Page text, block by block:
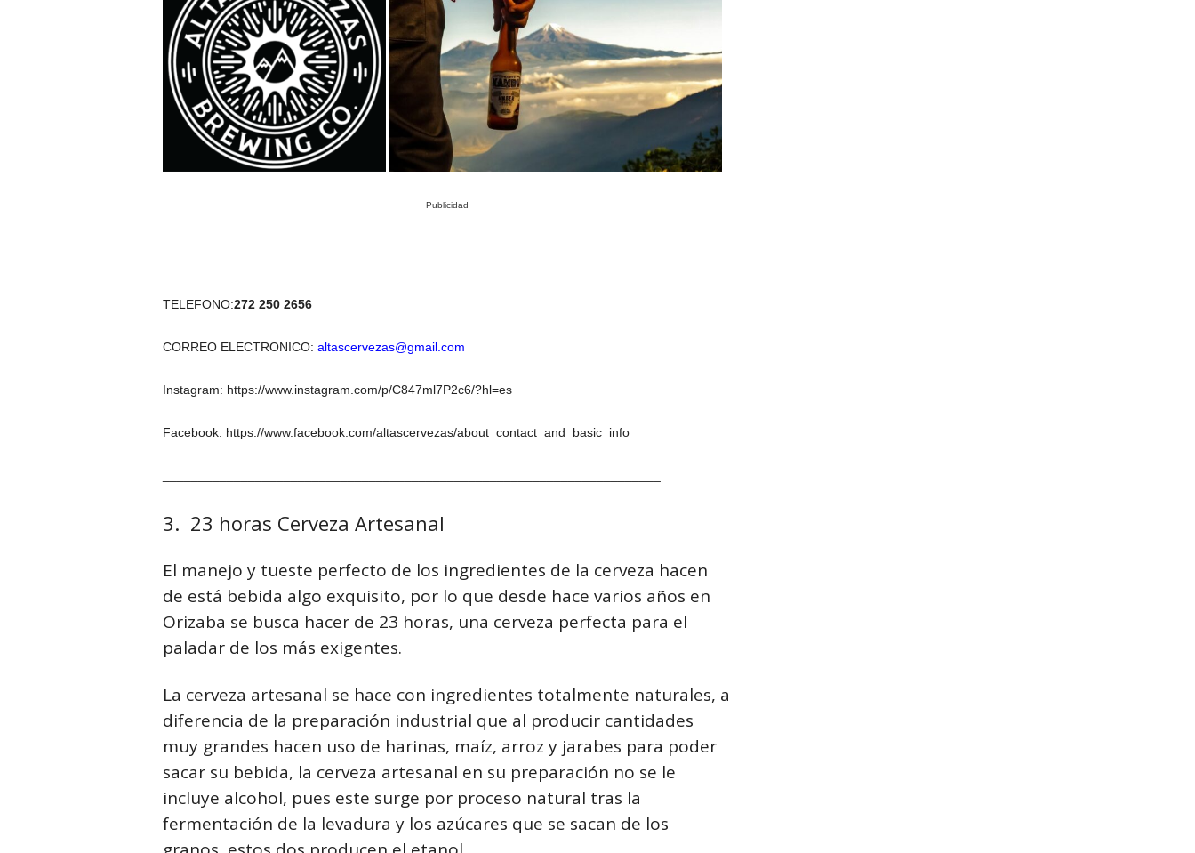
Publicidad
TELEFONO:272 250 2656
CORREO ELECTRONICO: altascervezas@gmail.com
Instagram: https://www.instagram.com/p/C847ml7P2c6/?hl=es
Facebook: https://www.facebook.com/altascervezas/about_contact_and_basic_info
3. 23 horas Cerveza Artesanal
El manejo y tueste perfecto de los ingredientes de la cerveza hacen
de está bebida algo exquisito, por lo que desde hace varios años en
Orizaba se busca hacer de 23 horas, una cerveza perfecta para el
paladar de los más exigentes.
La cerveza artesanal se hace con ingredientes totalmente naturales, a
diferencia de la preparación industrial que al producir cantidades
muy grandes hacen uso de harinas, maíz, arroz y jarabes para poder
sacar su bebida, la cerveza artesanal en su preparación no se le
incluye alcohol, pues este surge por proceso natural tras la
fermentación de la levadura y los azúcares que se sacan de los